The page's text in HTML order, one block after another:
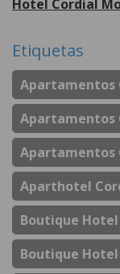
Hotel Cordial
Etiquetas
Apartamentos
Apartamentos
Apartamentos
Aparthotel
Boutique Hotel
Boutique